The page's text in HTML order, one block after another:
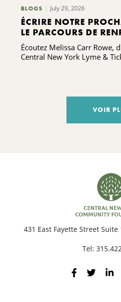
BLOGS July 29, 2026
ÉCRIRE NOTRE
LE PARCOURS DE
CAPACITÉS DE
MALADIE DE LYME ET
TRANSMISES PAR
Écoutez Melissa Carr Rowe,
Central New York Lyme &
VOIR
431 East Fayette Street Suite
Tel: